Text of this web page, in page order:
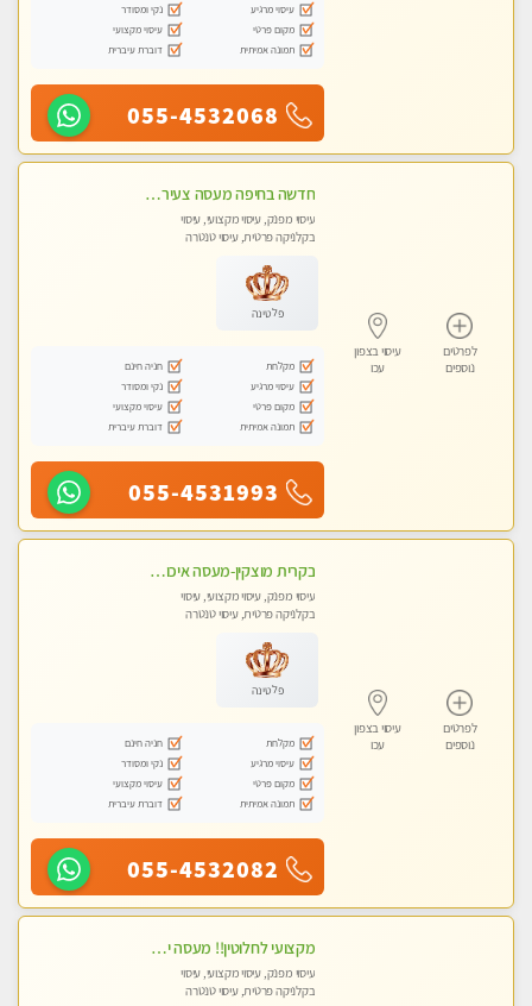
עיסוי מרגיע
נקי ומסודר
מקום פרטי
עיסוי מקצועי
תמונה אמיתית
דוברת עיברית
055-4532068
לפרטים
נוספים
עיסוי בצפון
עכו
חדשה בחיפה מעסה צעירה איכותית וקלאסית מזמינה אותך לעיסוי נעים מפנק ומרגיעה+ אבנים חמות וכוסות רוח מומלץ מאוד . . . highly recommended..new in the ci
עיסוי מפנק, עיסוי מקצועי, עיסוי
בקלניקה פרטית, עיסוי טנטרה
פלטינה
מקלחת
חניה חינם
עיסוי מרגיע
נקי ומסודר
מקום פרטי
עיסוי מקצועי
תמונה אמיתית
דוברת עיברית
055-4531993
לפרטים
נוספים
עיסוי בצפון
עכו
בקרית מוצקין-מעסה איכותית מקצועית ומפנקת בקריות
עיסוי מפנק, עיסוי מקצועי, עיסוי
בקלניקה פרטית, עיסוי טנטרה
פלטינה
מקלחת
חניה חינם
עיסוי מרגיע
נקי ומסודר
מקום פרטי
עיסוי מקצועי
תמונה אמיתית
דוברת עיברית
055-4532082
מקצועי לחלוטין!! מעסה יפה איכותית מקצועית ומפנקת מאוד פרטי מומלץ בחום.עיסוי מפנק מאוווד.
עיסוי מפנק, עיסוי מקצועי, עיסוי
בקלניקה פרטית, עיסוי טנטרה